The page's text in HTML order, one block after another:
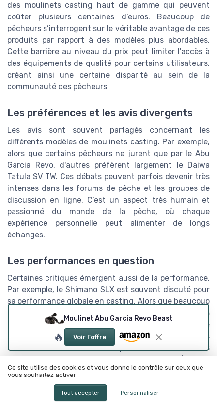
des moulinets casting haut de gamme qui peuvent
coûter plusieurs centaines d’euros. Beaucoup de
pêcheurs s’interrogent sur le véritable avantage de ces
produits par rapport à des modèles plus abordables.
Cette barrière au niveau du prix peut limiter l'accès à
des équipements de qualité pour certains utilisateurs,
créant ainsi une certaine disparité au sein de la
communauté des pêcheurs.
Les préférences et les avis divergents
Les avis sont souvent partagés concernant les
différents modèles de moulinets casting. Par exemple,
alors que certains pêcheurs ne jurent que par le Abu
Garcia Revo, d'autres préfèrent largement le Daiwa
Tatula SV TW. Ces débats peuvent parfois devenir très
intenses dans les forums de pêche et les groupes de
discussion en ligne. C’est un aspect très humain et
passionné du monde de la pêche, où chaque
expérience personnelle peut alimenter de longs
échanges.
Les performances en question
Certaines critiques émergent aussi de la performance.
Par exemple, le Shimano SLX est souvent discuté pour
sa performance globale en casting. Alors que beaucoup
de critiques louent sa fluidité et sa précision, d'autres
trouvent qu'il pêche en termes de durabilité et de
contrôle, surtout dans des conditions météorologiques
difficiles. Cela montre bien que les attentes et les
expériences peuvent varier largement (source:
P&ecirc;che Sportive Magazine).
Les controverses marketing
Moulinet Abu Garcia Revo Beast
🔥 Voir l'offre
Ce site utilise des cookies et vous donne le contrôle sur ceux que
vous souhaitez activer
Tout accepter Personnaliser